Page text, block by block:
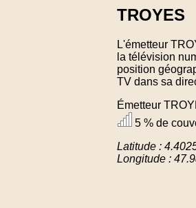
TROYES
L'émetteur
la télévision
position
TV dans sa
Émetteur
5 % de
Latitude :
Longitude :